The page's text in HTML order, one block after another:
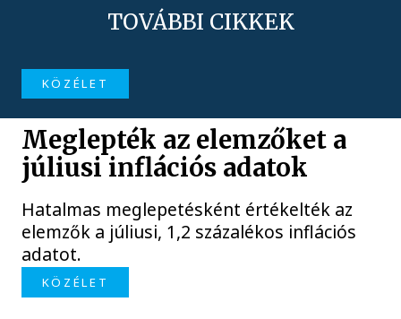
TOVÁBBI CIKKEK
KÖZÉLET
Meglepték az elemzőket a
júliusi inflációs adatok
Hatalmas meglepetésként értékelték az
elemzők a júliusi, 1,2 százalékos inflációs
adatot.
KÖZÉLET